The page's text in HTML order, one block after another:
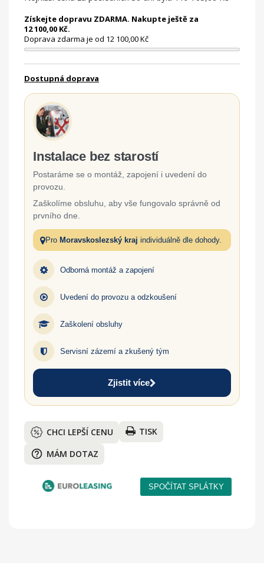
Získejte dopravu ZDARMA. Nakupte ještě za
12 100,00 Kč.
Doprava zdarma je od 12 100,00 Kč
Dostupná doprava
Instalace bez starostí
Postaráme se o montáž, zapojení i uvedení do
provozu.
Zaškolíme obsluhu, aby vše fungovalo správně od
prvního dne.
Pro Moravskoslezský kraj individuálně dle dohody.
Odborná montáž a zapojení
Uvedení do provozu a odzkoušení
Zaškolení obsluhy
Servisní zázemí a zkušený tým
Zjistit více
CHCI LEPŠÍ CENU TISK
help_outline MÁM DOTAZ